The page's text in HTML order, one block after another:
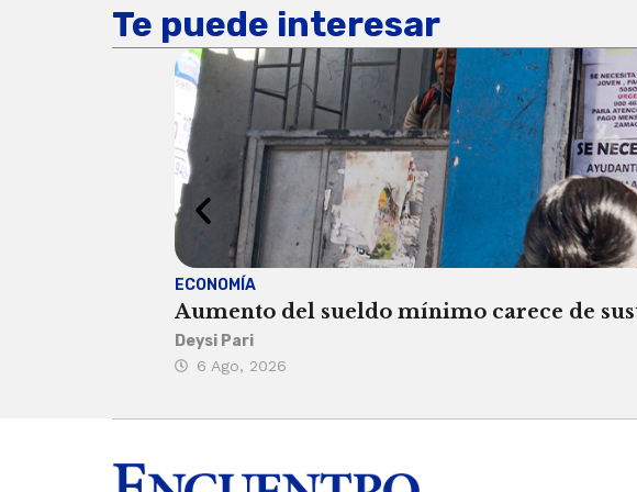
Te puede interesar
ECONOMÍA
Aumento del sueldo mínimo carece de
Deysi Pari
6 Ago, 2026